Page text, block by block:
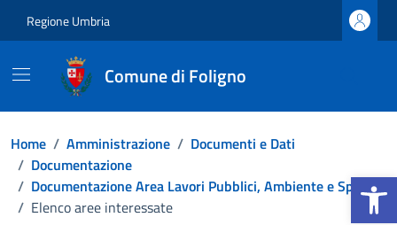
Apri la
Regione Umbria
Comune di Foligno
Home / Amministrazione / Documenti e Dati
/ Documentazione
/ Documentazione Area Lavori Pubblici, Ambiente e Sport
/ Elenco aree interessate